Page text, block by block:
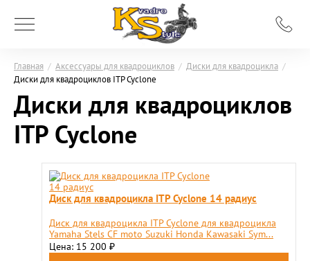
Главная / Аксессуары для квадроциклов / Диски для квадроцикла /
Диски для квадроциклов ITP Cyclone
Диски для квадроциклов
ITP Cyclone
Диск для квадроцикла ITP Cyclone 14 радиус
Диск для квадроцикла ITP Cyclone для квадроцикла
Yamaha Stels CF moto Suzuki Honda Kawasaki Sym...
Цена: 15 200 ₽